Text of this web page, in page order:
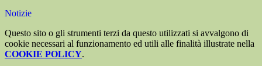
Notizie
Questo sito o gli strumenti terzi da questo utilizzati si avvalgono di
cookie necessari al funzionamento ed utili alle finalità illustrate nella
COOKIE POLICY.